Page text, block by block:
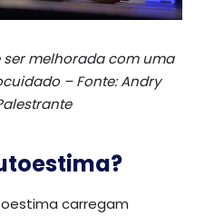
melhorada com uma
– Fonte: Andry
carregam